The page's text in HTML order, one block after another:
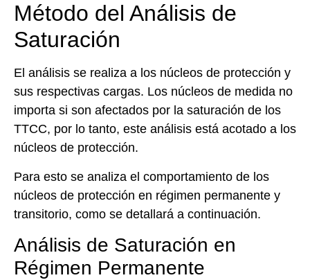
Método del Análisis de
Saturación
El análisis se realiza a los núcleos de protección y
sus respectivas cargas. Los núcleos de medida no
importa si son afectados por la saturación de los
TTCC, por lo tanto, este análisis está acotado a los
núcleos de protección.
Para esto se analiza el comportamiento de los
núcleos de protección en régimen permanente y
transitorio, como se detallará a continuación.
Análisis de Saturación en
Régimen Permanente